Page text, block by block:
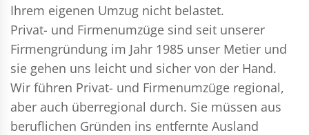
Ihrem eigenen Umzug nicht belastet.
Privat- und Firmenumzüge sind seit unserer
Firmengründung im Jahr 1985 unser Metier und
sie gehen uns leicht und sicher von der Hand.
Wir führen Privat- und Firmenumzüge regional,
aber auch überregional durch. Sie müssen aus
beruflichen Gründen ins entfernte Ausland